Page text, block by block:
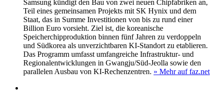
Samsung kündigt den Bau von zwei neuen Chipfabriken an,
Teil eines gemeinsamen Projekts mit SK Hynix und dem
Staat, das in Summe Investitionen von bis zu rund einer
Billion Euro vorsieht. Ziel ist, die koreanische
Speicherchipproduktion binnen fünf Jahren zu verdoppeln
und Südkorea als unverzichtbaren KI-Standort zu etablieren.
Das Programm umfasst umfangreiche Infrastruktur- und
Regionalentwicklungen in Gwangju/Süd-Jeolla sowie den
parallelen Ausbau von KI-Rechenzentren. » Mehr auf faz.net